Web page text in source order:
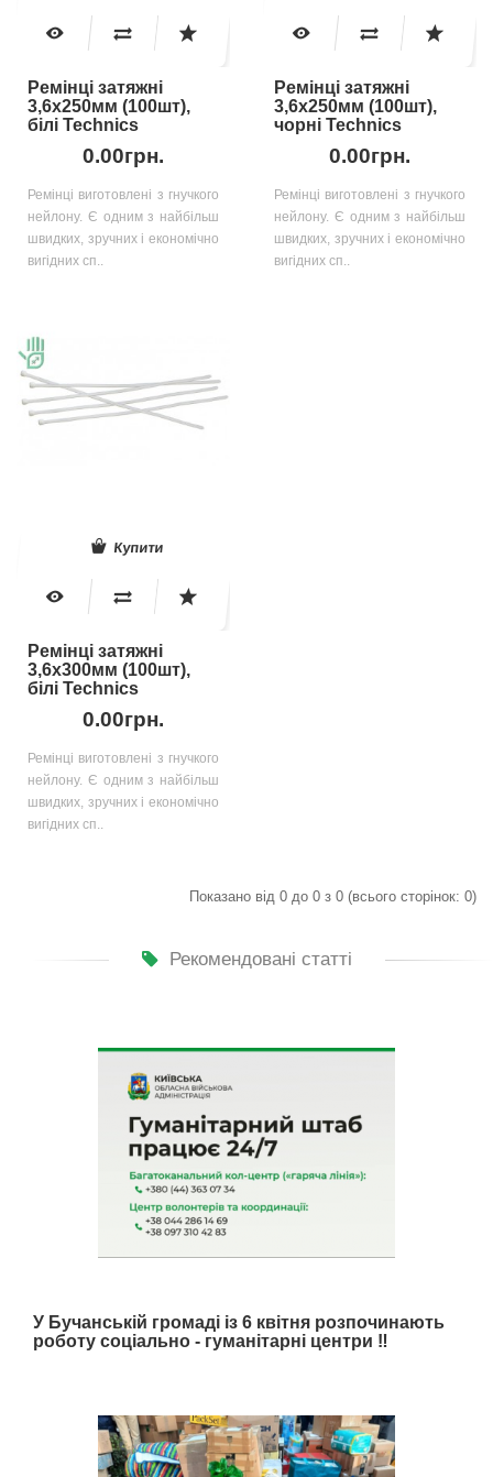
Ремінці затяжні
3,6х250мм (100шт),
білі Technics
0.00грн.
Ремінці виготовлені з гнучкого
нейлону. Є одним з найбільш
швидких, зручних і економічно
вигідних сп..
Ремінці затяжні
3,6х250мм (100шт),
чорні Technics
0.00грн.
Ремінці виготовлені з гнучкого
нейлону. Є одним з найбільш
швидких, зручних і економічно
вигідних сп..
Купити
Ремінці затяжні
3,6х300мм (100шт),
білі Technics
0.00грн.
Ремінці виготовлені з гнучкого
нейлону. Є одним з найбільш
швидких, зручних і економічно
вигідних сп..
Показано від 0 до 0 з 0 (всього сторінок: 0)
Рекомендовані статті
У Бучанській громаді із 6 квітня розпочинають
роботу соціально - гуманітарні центри ‼️